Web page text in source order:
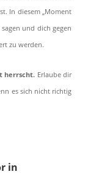
In diesem „Moment
und dich gegen
zu werden.
herrscht. Erlaube dir
es sich nicht richtig
in